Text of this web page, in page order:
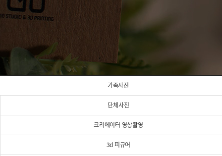
가족사진
단체사진
크리에이터 영상촬영
3d 피규어